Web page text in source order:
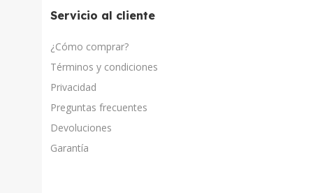
Servicio al cliente
¿Cómo comprar?
Términos y condiciones
Privacidad
Preguntas frecuentes
Devoluciones
Garantía